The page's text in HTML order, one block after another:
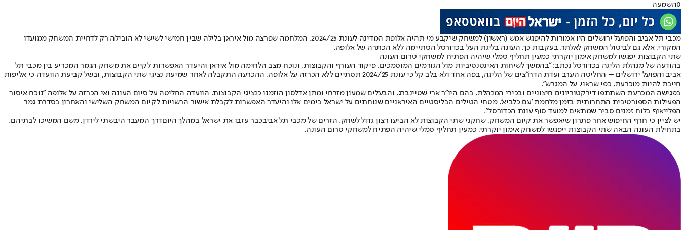
0השמעה
מכבי תל אביב והפועל ירושלים היו אמורות להיפגש אמש (ראשון) למשחק שיקבע מי תהיה אלופת המדינה לעונת 2024/25. המלחמה שפרצה מול איראן בלילה שבין חמישי לשישי לא הובילה רק לדחיית המשחק ממועדו
המקורי, אלא גם לביטול המשחק לאלתר. בעקבות כך, העונה בליגת העל בכדורסל הסתיימה ללא הכתרה של אלופה.
שתי הקבוצות יפגשו למשחק אימון יוקרתי כמעין תחליף סמלי שיהיה הפתיח למשחקי טרום העונה
בהודעה של מנהלת הליגה בכדורסל נכתב: "בהמשך לשיחות האינטנסיביות מול הגורמים המוסמכים, פיקוד העורף והקבוצות, ונוכח מצב הלחימה מול איראן והיעדר האפשרות לקיים את משחק הגמר המכריע בין מכבי תל
אביב והפועל ירושלים – החליטה הערב ועדת הדח”צים של הליגה, בפה אחד ולא בלב קל כי עונת 2024/25 תסתיים ללא הכרזה על אלופה. ההכרעה התקבלה לאחר שמיעת נציגי שתי הקבוצות, ובשל קביעת הוועדה כי אליפות
חייבת להיות מוכרעת, כפי שראוי, על המגרש".
בפגישה המכרעת השתתפו דירקטוריונים חיצוניים ובכירי המנהלת, בהם היו"ר ארי שטיינברג, והבעלים שמעון מזרחי ומתן אדלסון הוזמנו כנציגי הקבוצות. הוועדה החליטה על סיום העונה ואי הכרזה על אלופה "נוכח איסור
הפעילות הספורטיבית התחרותית בזמן מלחמת 'עם כלביא', מטחי הטילים הבליסטיים האיראניים שנוחתים על ישראל בימים אלו והיעדר האפשרות לקבלת אישור הרשויות לקיום המשחק השלישי והאחרון בסדרת גמר
הפלייאוף בלוח זמנים סביר שמתאים למועד סוף עונת הכדורסל".
יש לציין כי חרף החיפוש אחר פתרון שיאפשר את קיום המשחק, שחקני שתי הקבוצות לא הביעו רצון גדול לשחק. הזרים של מכבי תל אביבכבר עזבו את ישראל במהלך היוםדרך המעבר היבשתי לירדן, משם המשיכו לבתיהם.
בתחילת העונה הבאה שתי הקבוצות ייפגשו למשחק אימון יוקרתי, כמעין תחליף סמלי שיהיה הפתיח למשחקי טרום העונה.